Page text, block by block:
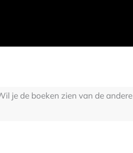
je de boeken zien van de